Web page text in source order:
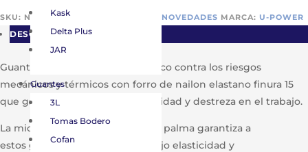
Kask
Delta Plus
JAR
Guantes
3L
Tomas Bodero
Cofan
power
icon
cantidad
SKU: N/D CATEGORÍAS: NOVEDADES MARCA: U-POWER
DESCRIPCIÓN
Guante de trabajo ligero y práctico contra los riesgos
mecánicos y térmicos con forro de nailon elastano finura 15
que garantiza excelente sensibilidad y destreza en el trabajo.
La micro-espuma de nitrilo en la palma garantiza a
estos guantes amarillos de trabajo elasticidad y